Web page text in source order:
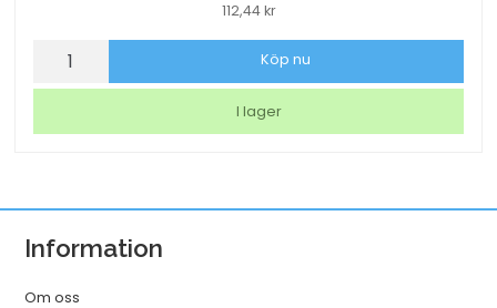
112,44kr
Märkband
tag
Köp nu
I lager
Information
Om oss